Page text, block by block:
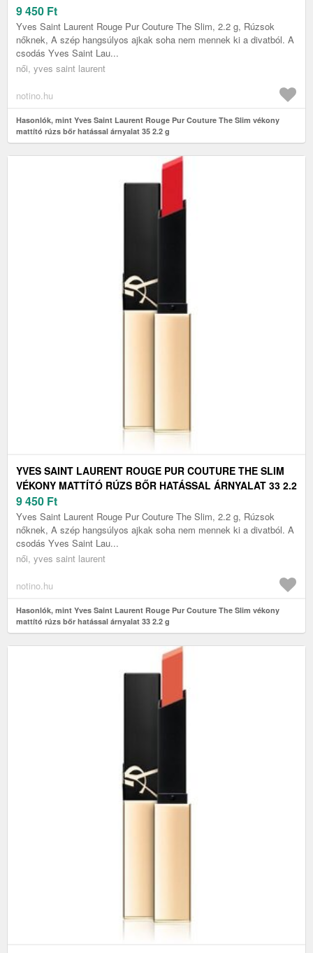
G
9 450 Ft
Yves Saint Laurent Rouge Pur Couture The Slim, 2.2 g, Rúzsok
nőknek, A szép hangsúlyos ajkak soha nem mennek ki a divatból. A
csodás Yves Saint Lau...
női, yves saint laurent
notino.hu
Hasonlók, mint Yves Saint Laurent Rouge Pur Couture The Slim vékony
mattító rúzs bőr hatással árnyalat 35 2.2 g
YVES SAINT LAURENT ROUGE PUR COUTURE THE SLIM
VÉKONY MATTÍTÓ RÚZS BŐR HATÁSSAL ÁRNYALAT 33 2.2
G
9 450 Ft
Yves Saint Laurent Rouge Pur Couture The Slim, 2.2 g, Rúzsok
nőknek, A szép hangsúlyos ajkak soha nem mennek ki a divatból. A
csodás Yves Saint Lau...
női, yves saint laurent
notino.hu
Hasonlók, mint Yves Saint Laurent Rouge Pur Couture The Slim vékony
mattító rúzs bőr hatással árnyalat 33 2.2 g